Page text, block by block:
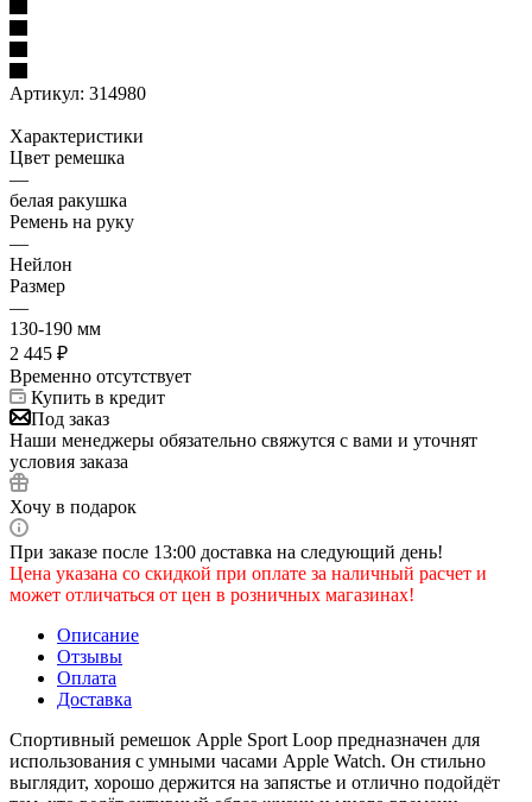
Артикул: 314980
Характеристики
Цвет ремешка
—
белая ракушка
Ремень на руку
—
Нейлон
Размер
—
130-190 мм
2 445 ₽
Временно отсутствует
Купить в кредит
Под заказ
Наши менеджеры обязательно свяжутся с вами и уточнят
условия заказа
Хочу в подарок
При заказе после 13:00 доставка на следующий день!
Цена указана со скидкой при оплате за наличный расчет и
может отличаться от цен в розничных магазинах!
Описание
Отзывы
Оплата
Доставка
Спортивный ремешок Apple Sport Loop предназначен для
использования с умными часами Apple Watch. Он стильно
выглядит, хорошо держится на запястье и отлично подойдёт